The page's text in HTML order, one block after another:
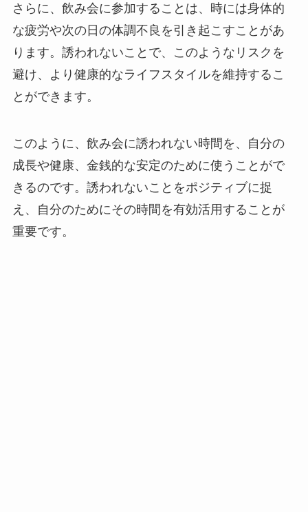
さらに、飲み会に参加することは、時には身体的
な疲労や次の日の体調不良を引き起こすことがあ
ります。誘われないことで、このようなリスクを
避け、より健康的なライフスタイルを維持するこ
とができます。
このように、飲み会に誘われない時間を、自分の
成長や健康、金銭的な安定のために使うことがで
きるのです。誘われないことをポジティブに捉
え、自分のためにその時間を有効活用することが
重要です。